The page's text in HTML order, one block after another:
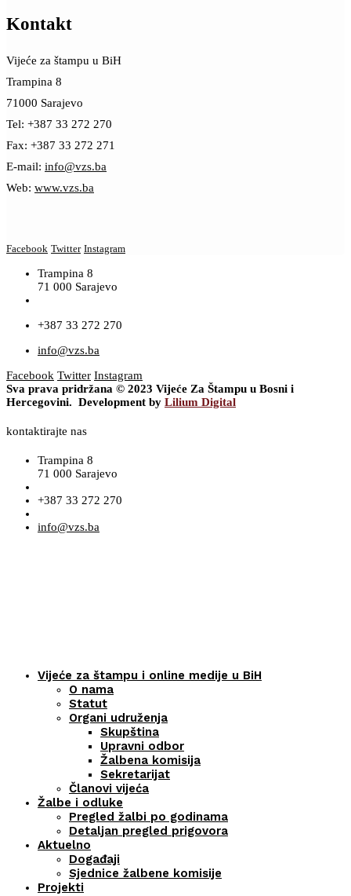
Kontakt
Vijeće za štampu u BiH
Trampina 8
71000 Sarajevo
Tel: +387 33 272 270
Fax: +387 33 272 271
E-mail: info@vzs.ba
Web: www.vzs.ba
Facebook Twitter Instagram
Trampina 8
71 000 Sarajevo
+387 33 272 270
info@vzs.ba
Facebook Twitter Instagram
Sva prava pridržana © 2023 Vijeće Za Štampu u Bosni i
Hercegovini. Development by Lilium Digital
kontaktirajte nas
Trampina 8
71 000 Sarajevo
+387 33 272 270
info@vzs.ba
Vijeće za štampu i online medije u BiH
O nama
Statut
Organi udruženja
Skupština
Upravni odbor
Žalbena komisija
Sekretarijat
Članovi vijeća
Žalbe i odluke
Pregled žalbi po godinama
Detaljan pregled prigovora
Aktuelno
Događaji
Sjednice žalbene komisije
Projekti